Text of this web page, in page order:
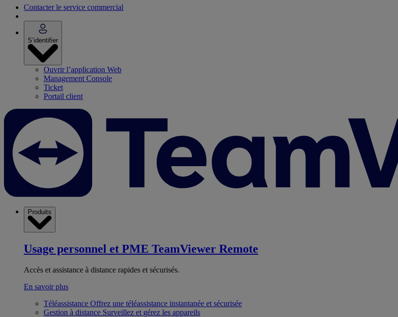
Contacter le service commercial
S’identifier
Ouvrir l’application Web
Management Console
Ticket
Portail client
Produits
Usage personnel et PME TeamViewer Remote
Accès et assistance à distance rapides et sécurisés.
En savoir plus
Téléassistance Offrez une téléassistance instantanée et sécurisée
Gestion à distance Surveillez et gérez les appareils